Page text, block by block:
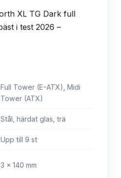
Full Tower (E-ATX), Midi
Tower (ATX)
Stål, härdat glas, trä
Upp till 9 st
3 x 140 mm